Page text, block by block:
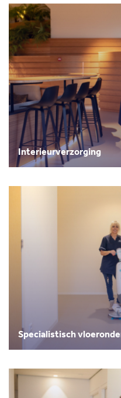
Interieurverzorging
Specialistisch